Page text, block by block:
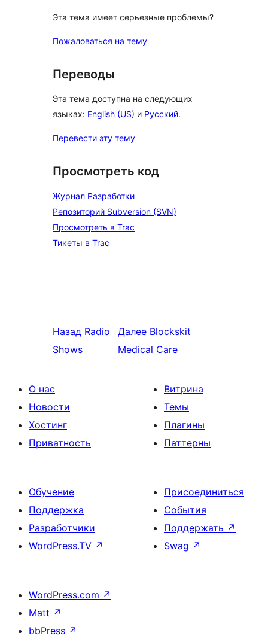
Эта тема имеет серьезные проблемы?
Пожаловаться на тему
Переводы
Эта тема доступна на следующих
языках: English (US) и Русский.
Перевести эту тему
Просмотреть код
Журнал Разработки
Репозиторий Subversion (SVN)
Просмотреть в Trac
Тикеты в Trac
Назад Radio
Shows
Далее Blockskit
Medical Care
О нас
Новости
Хостинг
Приватность
Витрина
Темы
Плагины
Паттерны
Обучение
Поддержка
Разработчики
WordPress.TV ↗
Присоединиться
События
Поддержать ↗
Swag ↗
WordPress.com ↗
Matt ↗
bbPress ↗